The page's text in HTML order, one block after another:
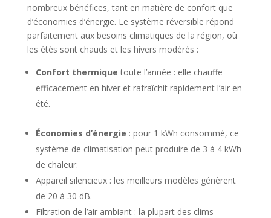
nombreux bénéfices, tant en matière de confort que
d’économies d’énergie. Le système réversible répond
parfaitement aux besoins climatiques de la région, où
les étés sont chauds et les hivers modérés :
Confort thermique toute l’année : elle chauffe
efficacement en hiver et rafraîchit rapidement l’air en
été.
Économies d’énergie : pour 1 kWh consommé, ce
système de climatisation peut produire de 3 à 4 kWh
de chaleur.
Appareil silencieux : les meilleurs modèles génèrent
de 20 à 30 dB.
Filtration de l’air ambiant : la plupart des clims